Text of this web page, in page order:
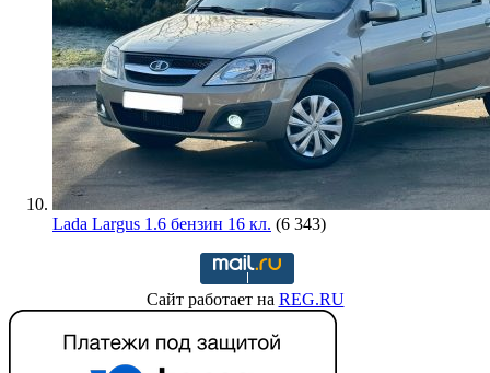
Lada Largus 1.6 бензин 16 кл. (6 343)
Сайт работает на REG.RU